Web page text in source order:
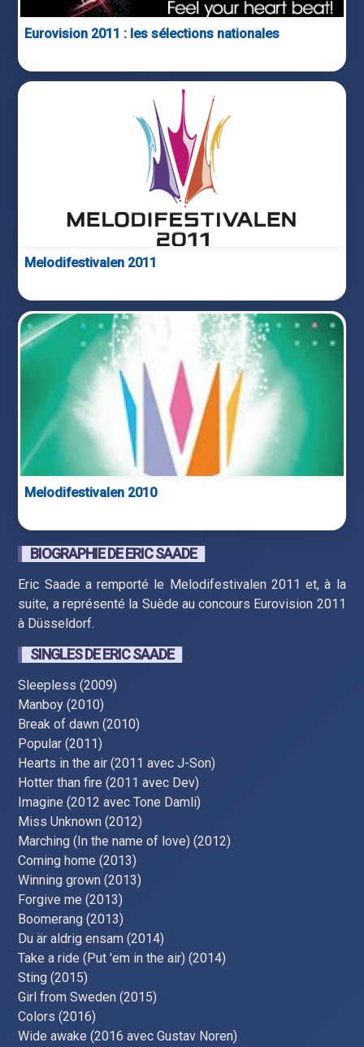
Eurovision 2011 : les sélections nationales
Melodifestivalen 2011
Melodifestivalen 2010
BIOGRAPHIE DE ERIC SAADE
Eric Saade a remporté le Melodifestivalen 2011 et, à la
suite, a représenté la Suède au concours Eurovision 2011
à Düsseldorf.
SINGLES DE ERIC SAADE
Sleepless (2009)
Manboy (2010)
Break of dawn (2010)
Popular (2011)
Hearts in the air (2011 avec J-Son)
Hotter than fire (2011 avec Dev)
Imagine (2012 avec Tone Damli)
Miss Unknown (2012)
Marching (In the name of love) (2012)
Coming home (2013)
Winning grown (2013)
Forgive me (2013)
Boomerang (2013)
Du är aldrig ensam (2014)
Take a ride (Put 'em in the air) (2014)
Sting (2015)
Girl from Sweden (2015)
Colors (2016)
Wide awake (2016 avec Gustav Noren)